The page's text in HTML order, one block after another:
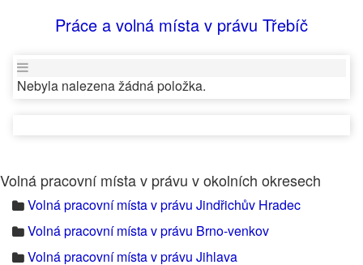
Práce a volná místa v právu Třebíč
Nebyla nalezena žádná položka.
Volná pracovní místa v právu v okolních okresech
Volná pracovní místa v právu Jindřichův Hradec
Volná pracovní místa v právu Brno-venkov
Volná pracovní místa v právu Jihlava